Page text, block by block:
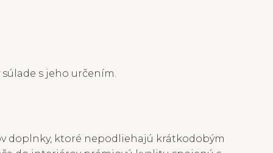
s jeho určením.
doplnky, ktoré nepodliehajú krátkodobým